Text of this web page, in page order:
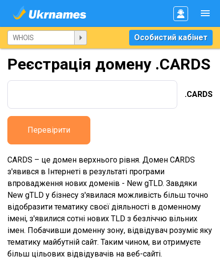
Особистий кабінет
Реєстрація домену .CARDS
.CARDS
Перевірити
CARDS – це домен верхнього рівня. Домен CARDS
з'явився в Інтернеті в результаті програми
впровадження нових доменів - New gTLD. Завдяки
New gTLD у бізнесу з'явилася можливість більш точно
відобразити тематику своєї діяльності в доменному
імені, з'явилися сотні нових TLD з безліччю вільних
імен. Побачивши доменну зону, відвідувач розуміє яку
тематику майбутній сайт. Таким чином, ви отримуєте
більш цільових відвідувачів на веб-сайті.